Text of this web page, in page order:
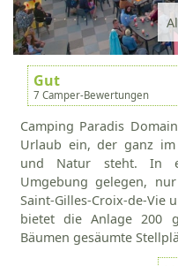
Gut
7 Camper-Bewertungen
Camping Paradis
Urlaub ein, der ganz im
und Natur steht. In
Umgebung gelegen,
Saint-Gilles-Croix-de-Vie
bietet die Anlage 200
Bäumen gesäumte